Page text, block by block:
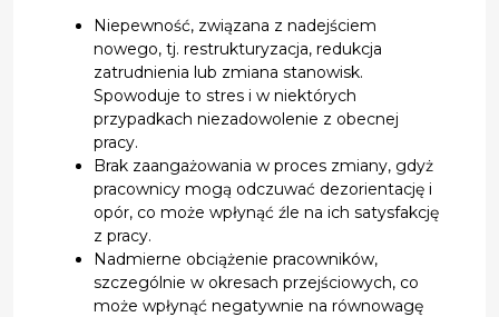
Niepewność, związana z nadejściem
nowego, tj. restrukturyzacja, redukcja
zatrudnienia lub zmiana stanowisk.
Spowoduje to stres i w niektórych
przypadkach niezadowolenie z obecnej
pracy.
Brak zaangażowania w proces zmiany, gdyż
pracownicy mogą odczuwać dezorientację i
opór, co może wpłynąć źle na ich satysfakcję
z pracy.
Nadmierne obciążenie pracowników,
szczególnie w okresach przejściowych, co
może wpłynąć negatywnie na równowagę